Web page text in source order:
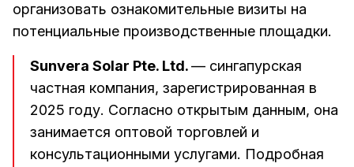
организовать ознакомительные визиты на
потенциальные производственные площадки.
Sunvera Solar Pte. Ltd.— сингапурская
частная компания, зарегистрированная в
2025 году. Согласно открытым данным, она
занимается оптовой торговлей и
консультационными услугами. Подробная